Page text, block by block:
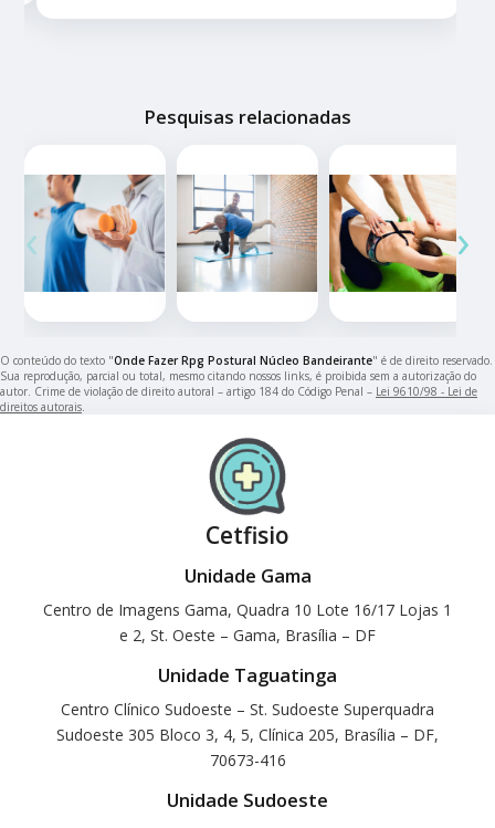
Pesquisas relacionadas
‹ ›
O conteúdo do texto "Onde Fazer Rpg Postural Núcleo Bandeirante" é de direito reservado.
Sua reprodução, parcial ou total, mesmo citando nossos links, é proibida sem a autorização do
autor. Crime de violação de direito autoral – artigo 184 do Código Penal – Lei 9610/98 - Lei de
direitos autorais.
Cetfisio
Unidade Gama
Centro de Imagens Gama, Quadra 10 Lote 16/17 Lojas 1
e 2, St. Oeste – Gama, Brasília – DF
Unidade Taguatinga
Centro Clínico Sudoeste – St. Sudoeste Superquadra
Sudoeste 305 Bloco 3, 4, 5, Clínica 205, Brasília – DF,
70673-416
Unidade Sudoeste